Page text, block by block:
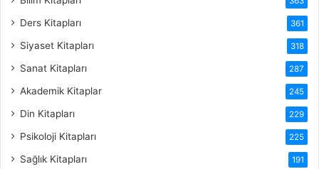
Ders Kitapları 361
Siyaset Kitapları 318
Sanat Kitapları 287
Akademik Kitaplar 245
Din Kitapları 229
Psikoloji Kitapları 225
Sağlık Kitapları 191